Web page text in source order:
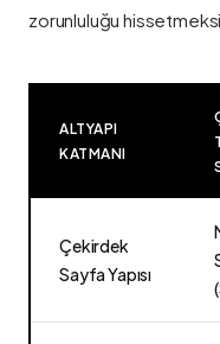
zorunluluğu
ALTYAPI
KATMANI
Çekirdek
Sayfa Yapısı